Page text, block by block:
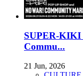
SUPER-KIKI
Commu...
21 Jun, 2026